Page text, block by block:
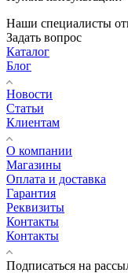
Наши специалисты
Задать вопрос
Каталог
Блог
Новости
Статьи
Клиентам
О компании
Магазины
Оплата и доставка
Гарантия
Реквизиты
Контакты
Контакты
Подписаться на